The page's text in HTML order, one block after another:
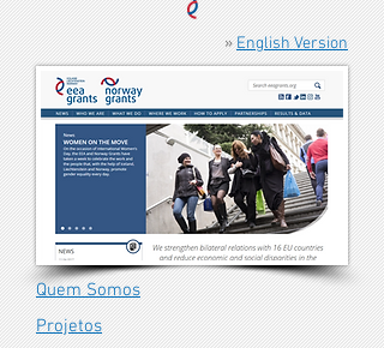
» English Version
Quem Somos
Projetos